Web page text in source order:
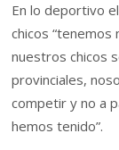
En lo deportivo
chicos “tenemos
nuestros chicos
provinciales,
competir y no a
hemos tenido”.